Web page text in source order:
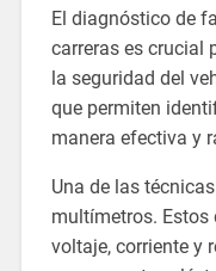
El diagnóstico de
carreras es crucial
la seguridad del
que permiten
manera efectiva y
Una de las
multímetros.
voltaje, corriente y